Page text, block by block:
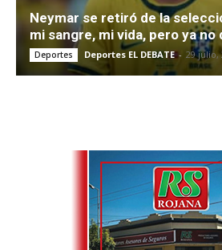
Neymar se retiró de la
mi sangre, mi vida, pero ya no
Deportes Deportes EL DEBATE - 29 julio,